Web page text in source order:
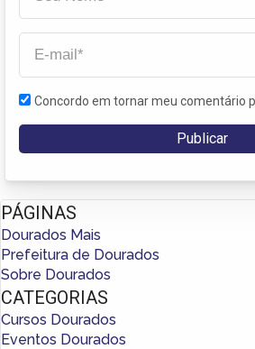
Concordo em tornar meu comentário
PÁGINAS
Dourados Mais
Prefeitura de Dourados
Sobre Dourados
CATEGORIAS
Cursos Dourados
Eventos Dourados